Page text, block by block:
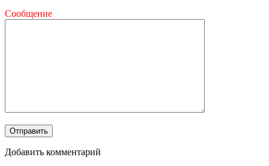
Сообщение
Добавить комментарий